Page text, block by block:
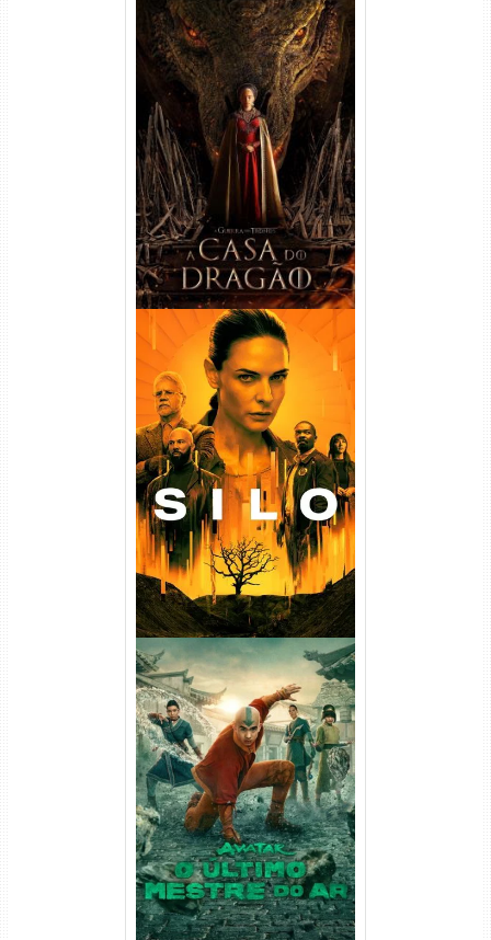
A Casa do Dragão 1ª
Temporada Torrent (2022)
WEB-DL 720p/1080p Dual
Áudio
Silo 1ª Temporada Torrent
(2023) WEB-DL
720p/1080p/4K Dual Áudio
Avatar: O Último Mestre do
Ar 2ª Temporada Torrent
(2026) WEB-DL 1080p Dual
Áudio